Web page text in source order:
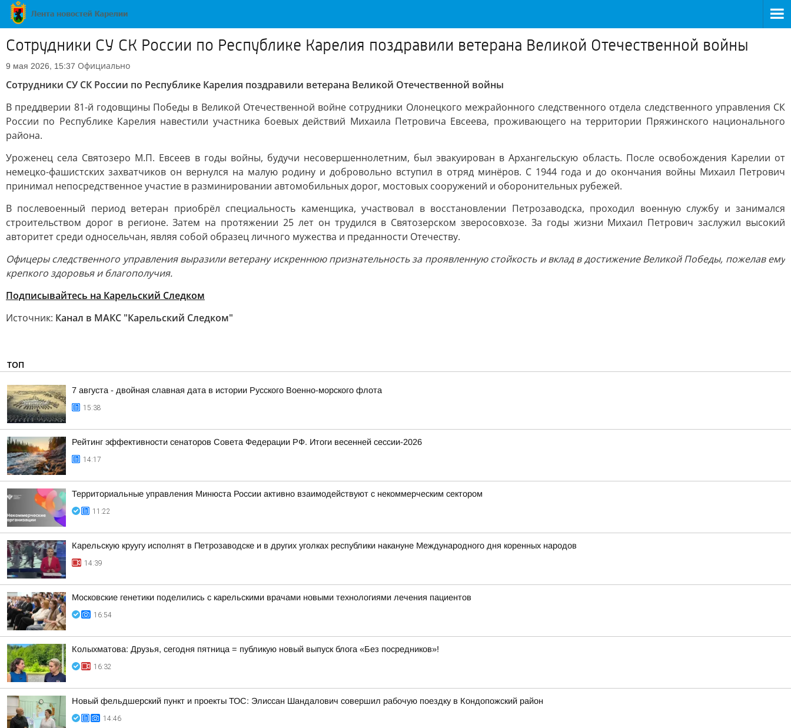
Сотрудники СУ СК России по Республике Карелия поздравили ветерана Великой Отечественной войны
9 мая 2026, 15:37 Официально
Сотрудники СУ СК России по Республике Карелия поздравили ветерана Великой Отечественной войны
В преддверии 81-й годовщины Победы в Великой Отечественной войне сотрудники Олонецкого межрайонного следственного отдела следственного управления СК
России по Республике Карелия навестили участника боевых действий Михаила Петровича Евсеева, проживающего на территории Пряжинского национального
района.
Уроженец села Святозеро М.П. Евсеев в годы войны, будучи несовершеннолетним, был эвакуирован в Архангельскую область. После освобождения Карелии от
немецко-фашистских захватчиков он вернулся на малую родину и добровольно вступил в отряд минёров. С 1944 года и до окончания войны Михаил Петрович
принимал непосредственное участие в разминировании автомобильных дорог, мостовых сооружений и оборонительных рубежей.
В послевоенный период ветеран приобрёл специальность каменщика, участвовал в восстановлении Петрозаводска, проходил военную службу и занимался
строительством дорог в регионе. Затем на протяжении 25 лет он трудился в Святозерском зверосовхозе. За годы жизни Михаил Петрович заслужил высокий
авторитет среди односельчан, являя собой образец личного мужества и преданности Отечеству.
Офицеры следственного управления выразили ветерану искреннюю признательность за проявленную стойкость и вклад в достижение Великой Победы, пожелав ему
крепкого здоровья и благополучия.
Подписывайтесь на Карельский Следком
Источник: Канал в МАКС "Карельский Следком"
ТОП
7 августа - двойная славная дата в истории Русского Военно-морского флота
15:38
Рейтинг эффективности сенаторов Совета Федерации РФ. Итоги весенней сессии-2026
14:17
Территориальные управления Минюста России активно взаимодействуют с некоммерческим сектором
11:22
Карельскую круугу исполнят в Петрозаводске и в других уголках республики накануне Международного дня коренных народов
14:39
Московские генетики поделились с карельскими врачами новыми технологиями лечения пациентов
16:54
Колыхматова: Друзья, сегодня пятница = публикую новый выпуск блога «Без посредников»!
16:32
Новый фельдшерский пункт и проекты ТОС: Элиссан Шандалович совершил рабочую поездку в Кондопожский район
14:46